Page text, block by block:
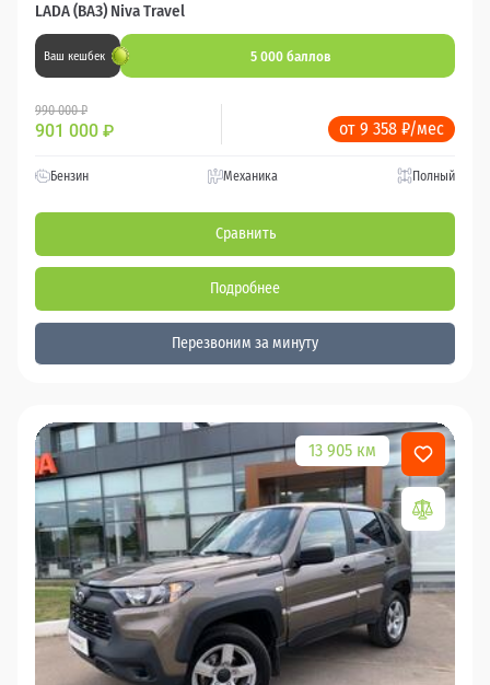
LADA (ВАЗ) Niva Travel
Ваш кешбек 5 000 баллов
990 000 ₽
901 000 ₽ от 9 358 ₽/мес
Бензин Механика Полный
Сравнить
Подробнее
Перезвоним за минуту
13 905 км